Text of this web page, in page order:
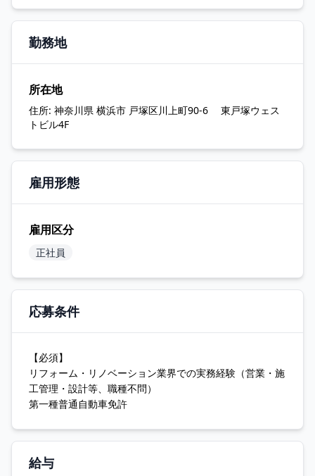
勤務地
所在地
住所: 神奈川県 横浜市 戸塚区川上町90-6 東戸塚ウェス
トビル4F
雇用形態
雇用区分
正社員
応募条件
【必須】
リフォーム・リノベーション業界での実務経験（営業・施
工管理・設計等、職種不問）
第一種普通自動車免許
給与